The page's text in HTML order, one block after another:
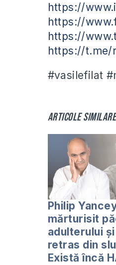
https://
https://
https://
https://t.me/
#vasilefilat
Articole
Philip
mărturisit
adulterului
retras din
Există încă